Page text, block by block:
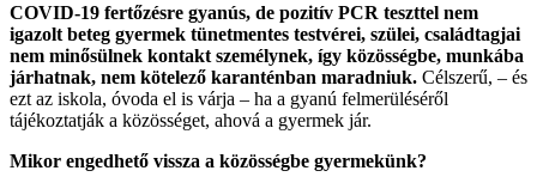
COVID-19 fertőzésre gyanús, de pozitív PCR teszttel nem
igazolt beteg gyermek tünetmentes testvérei, szülei, családtagjai
nem minősülnek kontakt személynek, így közösségbe, munkába
járhatnak, nem kötelező karanténban maradniuk. Célszerű, – és
ezt az iskola, óvoda el is várja – ha a gyanú felmerüléséről
tájékoztatják a közösséget, ahová a gyermek jár.
Mikor engedhető vissza a közösségbe gyermekünk?